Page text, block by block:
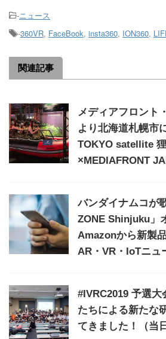
-ニュース
-360VR, FaceBook, insta360, ION360,
関連記事
メディアフロント
より北海道札幌市
TOKYO satellite
×MEDIAFRONT
バンダイナムコが
ZONE Shinjuku」
Amazonから新製
AR・VR・IoTニュ
#IVRC2019 予選
たちによる新たな
てきました！（当